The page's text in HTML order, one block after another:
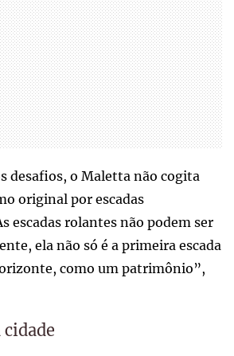
desafios, o Maletta não cogita
original por escadas
escadas rolantes não podem ser
ela não só é a primeira escada
como um patrimônio”,